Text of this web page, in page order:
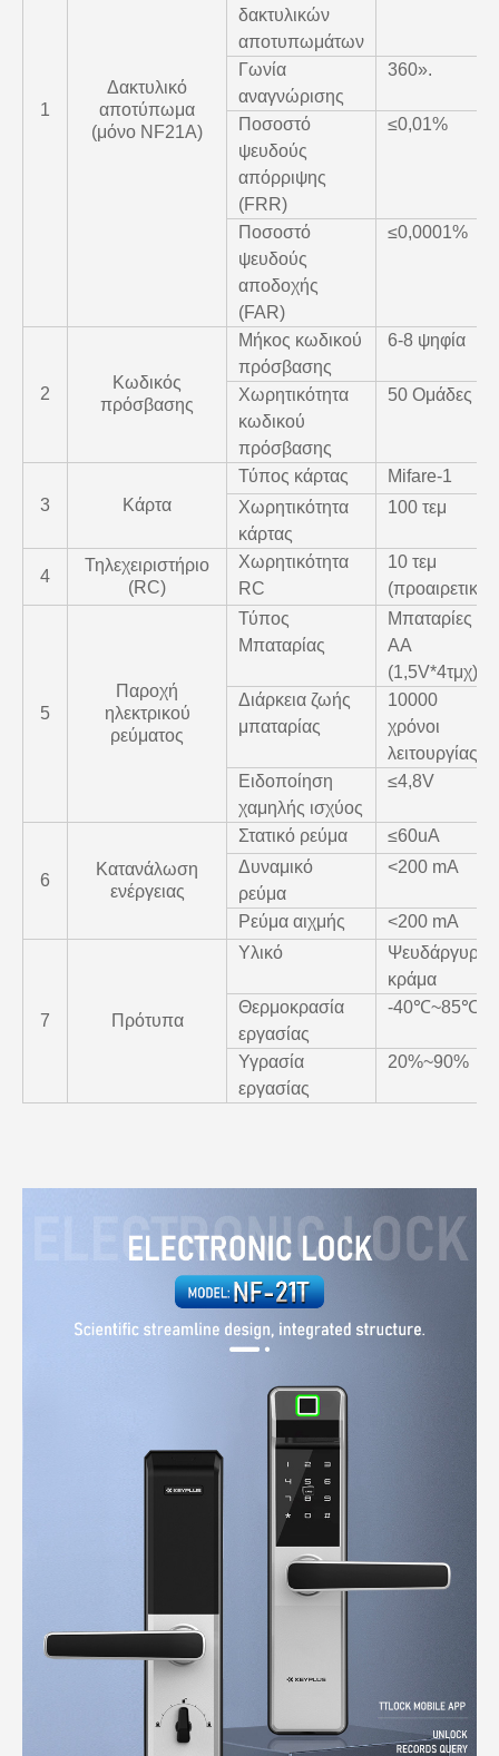
1
Δακτυλικό
αποτύπωμα
(μόνο NF21A)
δακτυλικών
αποτυπωμάτων
Γωνία
αναγνώρισης
360».
Ποσοστό
ψευδούς
απόρριψης
(FRR)
≤0,01%
Ποσοστό
ψευδούς
αποδοχής
(FAR)
≤0,0001%
2
Κωδικός
πρόσβασης
Μήκος κωδικού
πρόσβασης
6-8 ψηφία
Χωρητικότητα
κωδικού
πρόσβασης
50 Ομάδες
3 Κάρτα
Τύπος κάρτας
Mifare-1
Χωρητικότητα
κάρτας
100 τεμ
4
Τηλεχειριστήριο
(RC)
Χωρητικότητα
RC
10 τεμ
(προαιρετικά)
5
Παροχή
ηλεκτρικού
ρεύματος
Τύπος
Μπαταρίας
Μπαταρίες
AA
(1,5V*4τμχ)
Διάρκεια ζωής
μπαταρίας
10000
χρόνοι
λειτουργίας
Ειδοποίηση
χαμηλής ισχύος
≤4,8V
6
Κατανάλωση
ενέργειας
Στατικό ρεύμα
≤60uA
Δυναμικό
ρεύμα
<200 mA
Ρεύμα αιχμής <200 mA
7 Πρότυπα
Υλικό
Ψευδάργυρο
κράμα
Θερμοκρασία
εργασίας
-40℃~85℃
Υγρασία
εργασίας
20%~90%